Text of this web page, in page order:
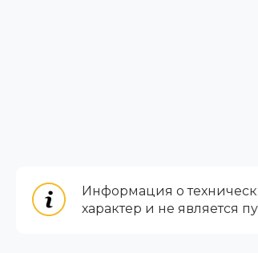
Информация о
характер и не является